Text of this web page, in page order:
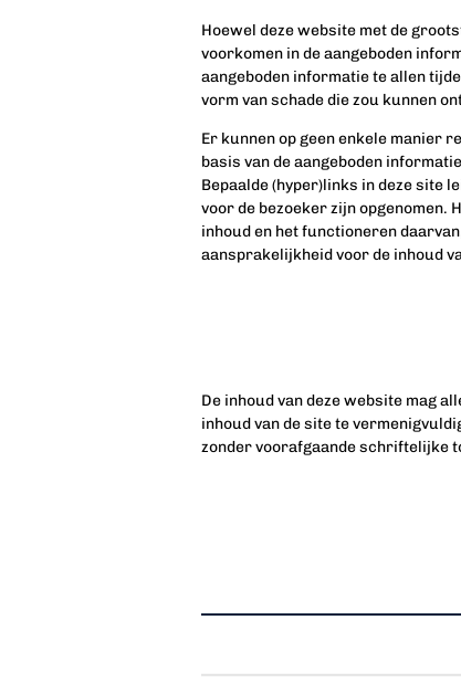
Hoewel deze website met de
voorkomen in de aangeboden
aangeboden informatie te allen
vorm van schade die zou kunnen
Er kunnen op geen enkele manier
basis van de aangeboden
Bepaalde (hyper)links in deze site
voor de bezoeker zijn opgenomen.
inhoud en het functioneren
aansprakelijkheid voor de inhoud
De inhoud van deze website mag
inhoud van de site te
zonder voorafgaande schriftelijke